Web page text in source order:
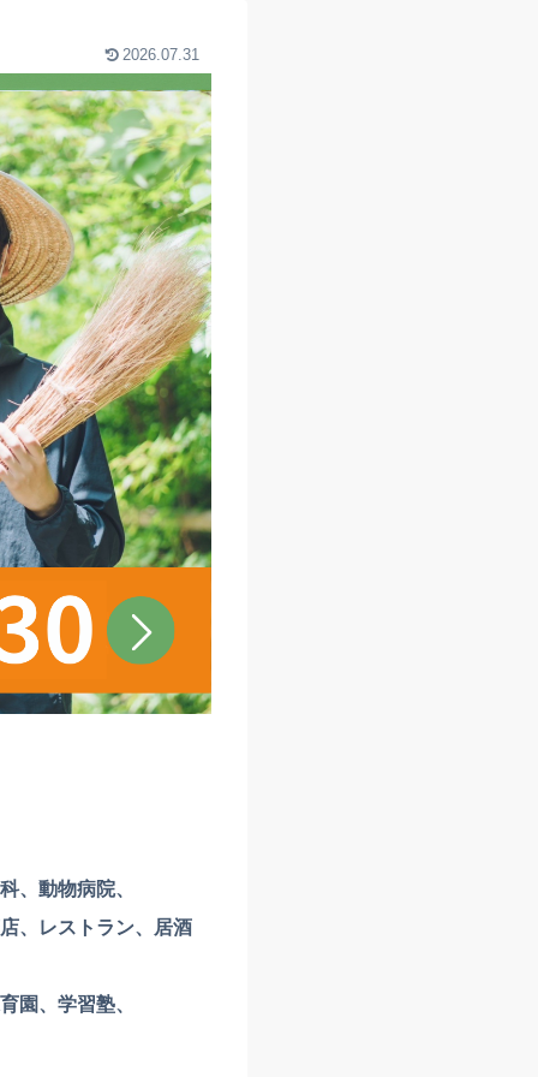
2026.07.31
、動物病院、
、レストラン、居酒
園、学習塾、